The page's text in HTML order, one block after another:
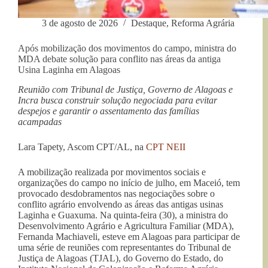
3 de agosto de 2026 Destaque, Reforma Agrária
Após mobilização dos movimentos do campo, ministra do
MDA debate solução para conflito nas áreas da antiga
Usina Laginha em Alagoas
Reunião com Tribunal de Justiça, Governo de Alagoas e
Incra busca construir solução negociada para evitar
despejos e garantir o assentamento das famílias
acampadas
Lara Tapety, Ascom CPT/AL, na CPT NEII
A mobilização realizada por movimentos sociais e
organizações do campo no início de julho, em Maceió, tem
provocado desdobramentos nas negociações sobre o
conflito agrário envolvendo as áreas das antigas usinas
Laginha e Guaxuma. Na quinta-feira (30), a ministra do
Desenvolvimento Agrário e Agricultura Familiar (MDA),
Fernanda Machiaveli, esteve em Alagoas para participar de
uma série de reuniões com representantes do Tribunal de
Justiça de Alagoas (TJAL), do Governo do Estado, do